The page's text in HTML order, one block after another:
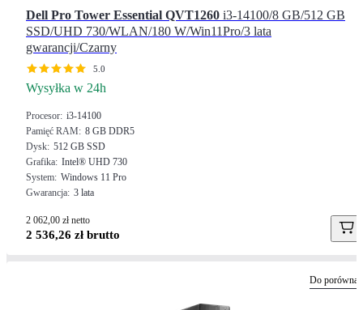
Dell Pro Tower Essential QVT1260 i3-14100/8 GB/512 GB
SSD/UHD 730/WLAN/180 W/Win11Pro/3 lata
gwarancji/Czarny
5.0
Wysyłka w 24h
Procesor i3-14100
Pamięć RAM
8 GB DDR5
Dysk 512 GB SSD
Grafika Intel® UHD 730
System Windows 11 Pro
Gwarancja 3 lata
2 062,00 zł netto
2 536,26 zł brutto
Do